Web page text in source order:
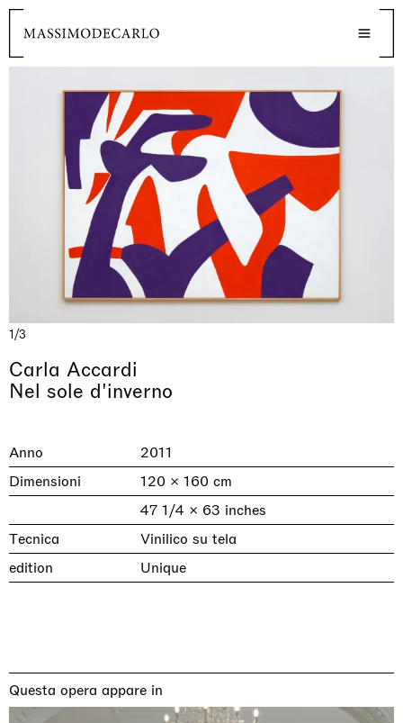
1/3
Carla Accardi
Nel sole d'inverno
Anno
2011
Dimensioni
120 × 160 cm
47 1/4 × 63 inches
Tecnica
Vinilico su tela
edition
Unique
Questa opera appare in
Nicole Wittenberg
MASSIMODECARLO, Hong Kong
26.06.2026 | 07.10.2026
Daisy Dodd-Noble
MASSIMODECARLO London, London
25.06.2026 | 21.08.2026
Casa Masaccio Centro per l'Arte Contemporanea, San
Giovanni Valdarno
06.06.2026 | 20.09.2026
Hejum Bä
Mahkjip THEILMA Seoul Flagship Store, Seoul
29.08.2026 | 05.09.2026
Xue Ruozhe
MASSIMODECARLO, London
03.09.2026 | 07.10.2026
Lawrence Weiner
MASSIMODECARLO, Milano
10.09.2026 | 10.10.2026
Xiao Guo Hui
MASSIMODECARLO Pièce Unique, Paris
01.09.2026 | 12.09.2026